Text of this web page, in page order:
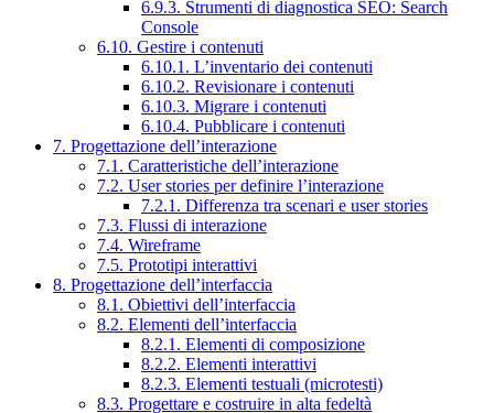
6.9.3. Strumenti di diagnostica SEO: Search
Console
6.10. Gestire i contenuti
6.10.1. L’inventario dei contenuti
6.10.2. Revisionare i contenuti
6.10.3. Migrare i contenuti
6.10.4. Pubblicare i contenuti
7. Progettazione dell’interazione
7.1. Caratteristiche dell’interazione
7.2. User stories per definire l’interazione
7.2.1. Differenza tra scenari e user stories
7.3. Flussi di interazione
7.4. Wireframe
7.5. Prototipi interattivi
8. Progettazione dell’interfaccia
8.1. Obiettivi dell’interfaccia
8.2. Elementi dell’interfaccia
8.2.1. Elementi di composizione
8.2.2. Elementi interattivi
8.2.3. Elementi testuali (microtesti)
8.3. Progettare e costruire in alta fedeltà